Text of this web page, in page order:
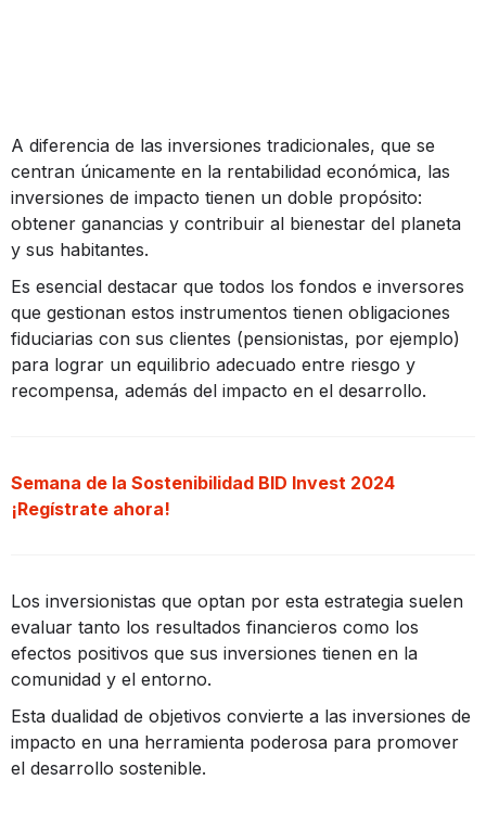
A diferencia de las inversiones tradicionales, que se
centran únicamente en la rentabilidad económica, las
inversiones de impacto tienen un doble propósito:
obtener ganancias y contribuir al bienestar del planeta
y sus habitantes.
Es esencial destacar que todos los fondos e inversores
que gestionan estos instrumentos tienen obligaciones
fiduciarias con sus clientes (pensionistas, por ejemplo)
para lograr un equilibrio adecuado entre riesgo y
recompensa, además del impacto en el desarrollo.
Semana de la Sostenibilidad BID Invest 2024
¡Regístrate ahora!
Los inversionistas que optan por esta estrategia suelen
evaluar tanto los resultados financieros como los
efectos positivos que sus inversiones tienen en la
comunidad y el entorno.
Esta dualidad de objetivos convierte a las inversiones de
impacto en una herramienta poderosa para promover
el desarrollo sostenible.